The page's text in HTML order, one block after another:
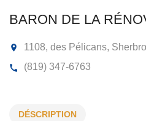
BARON DE LA
DÉSCRIPTION